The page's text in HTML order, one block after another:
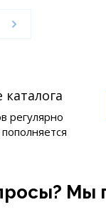
регулярно
Мы